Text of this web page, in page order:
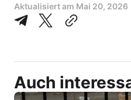
Aktualisiert am Mai 20, 2026
Auch